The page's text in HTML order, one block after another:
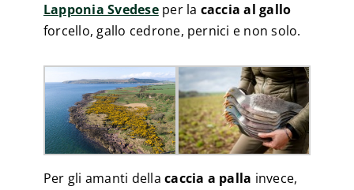
Lapponia Svedeseper la caccia al gallo
forcello, gallo cedrone, pernici e non solo.
Per gli amanti dellacaccia a palla invece,